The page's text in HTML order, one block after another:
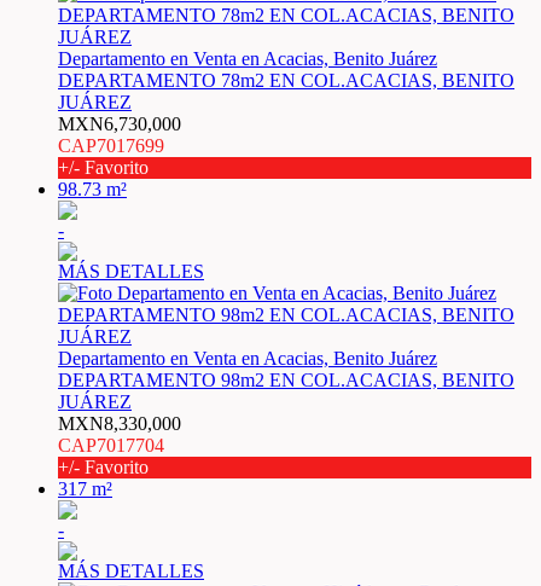
Departamento en Venta en Acacias, Benito Juárez
DEPARTAMENTO 78m2 EN COL.ACACIAS, BENITO
JUÁREZ
MXN6,730,000
CAP7017699
+/- Favorito
98.73 m²
-
MÁS DETALLES
Departamento en Venta en Acacias, Benito Juárez
DEPARTAMENTO 98m2 EN COL.ACACIAS, BENITO
JUÁREZ
MXN8,330,000
CAP7017704
+/- Favorito
317 m²
-
MÁS DETALLES